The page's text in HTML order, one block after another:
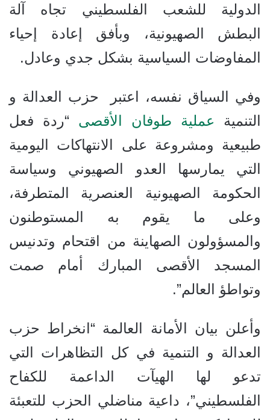
الدولية للشعب الفلسطيني تجاه آلة
البطش الصهيونية، وبأفق إعادة إحياء
المفاوضات السياسية بشكل جدي وعادل.
وفي السياق نفسه، اعتبر حزب العدالة و
التنمية عملية طوفان الأقصى “ردة فعل
طبيعية ومشروعة على الانتهاكات اليومية
التي يمارسها العدو الصهيوني وسياسة
الحكومة الصهيونية العنصرية المتطرفة،
وعلى ما يقوم به المستوطنون
والمسؤولون الصهاينة من اقتحام وتدنيس
المسجد الأقصى المبارك أمام صمت
وتواطؤ العالم”.
وأعلن بيان الأمانة العالمة “انخراط حزب
العدالة و التنمية في كل التظاهرات التي
تدعو لها الهيآت الداعمة للكفاح
الفلسطيني”، داعية مناضلي الحزب للتعبئة